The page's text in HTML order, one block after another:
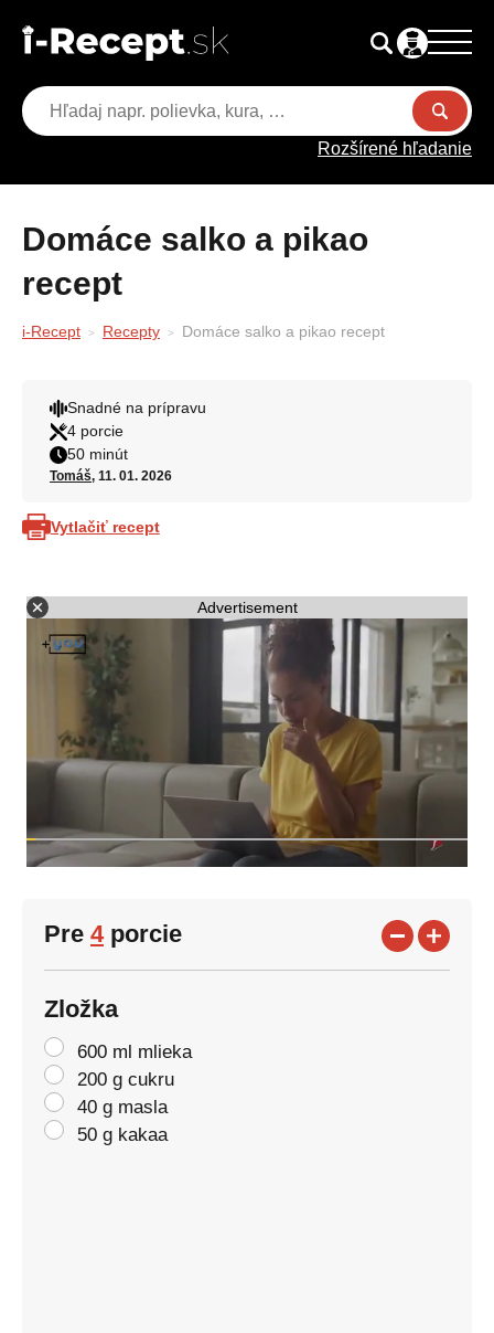
Rozšírené hľadanie
Domáce salko a pikao
recept
i-Recept Recepty Domáce salko a pikao recept
Snadné na prípravu
4 porcie
50 minút
Tomáš, 11. 01. 2026
Vytlačiť recept
Advertisement
Pre 4porcie
Zložka
600 ml mlieka
200 g cukru
40 g masla
50 g kakaa